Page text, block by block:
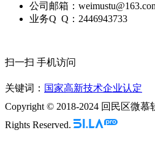
公司邮箱：
业务Q Q：2446943733
扫一扫 手机访问
关键词： 国家高新技术企业认定
Copyright © 2018-2024 回民区微
Rights Reserved.